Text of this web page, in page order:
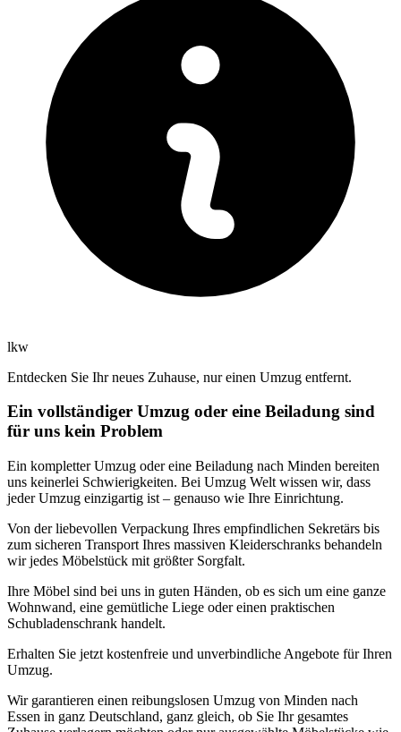
lkw
Entdecken Sie Ihr neues Zuhause, nur einen Umzug entfernt.
Ein vollständiger Umzug oder eine Beiladung sind
für uns kein Problem
Ein kompletter Umzug oder eine Beiladung nach Minden bereiten
uns keinerlei Schwierigkeiten. Bei Umzug Welt wissen wir, dass
jeder Umzug einzigartig ist – genauso wie Ihre Einrichtung.
Von der liebevollen Verpackung Ihres empfindlichen Sekretärs bis
zum sicheren Transport Ihres massiven Kleiderschranks behandeln
wir jedes Möbelstück mit größter Sorgfalt.
Ihre Möbel sind bei uns in guten Händen, ob es sich um eine ganze
Wohnwand, eine gemütliche Liege oder einen praktischen
Schubladenschrank handelt.
Erhalten Sie jetzt kostenfreie und unverbindliche Angebote für Ihren
Umzug.
Wir garantieren einen reibungslosen Umzug von Minden nach
Essen in ganz Deutschland, ganz gleich, ob Sie Ihr gesamtes